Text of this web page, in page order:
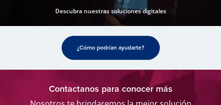
Descubra nuestras soluciones digitales
¿Cómo podrían ayudarte?
Contactanos para conocer más